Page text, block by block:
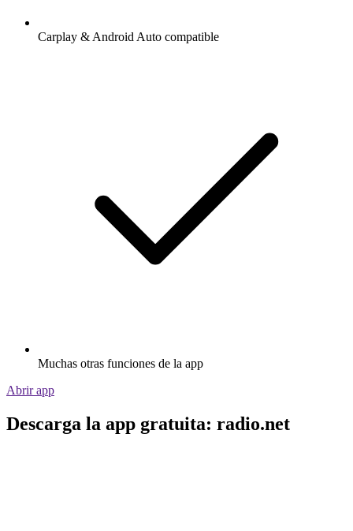
Carplay & Android Auto compatible
Muchas otras funciones de la app
Abrir app
Descarga la app gratuita: radio.net